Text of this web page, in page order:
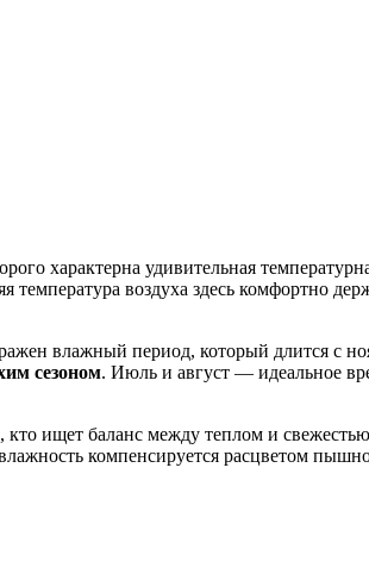
характерна удивительная
температура воздуха здесь комфортно
влажный период, который длится с
сезоном. Июль и август — идеальное
ищет баланс между теплом и
компенсируется расцветом